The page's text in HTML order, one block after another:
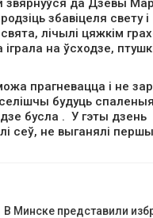
звярнуўся да Дзевы
збавіцеля свету і
лічылі цяжкім
на ўсходзе,
прагневацца і не
будуць
бусла . У гэты дзень
сеў, не выганялі
В Минске представили